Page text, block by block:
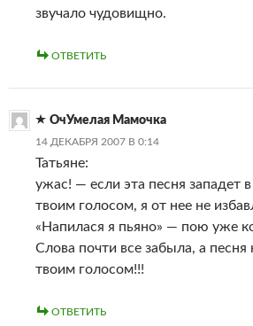
звучало чудовищно.
ОТВЕТИТЬ
ОчУмелая Мамочка
14 ДЕКАБРЯ 2007 В 0:14
Татьяне:
ужас! — если эта песня западет
твоим голосом, я от нее не
«Напилася я пьяно» — пою уже
Слова почти все забыла, а песня
твоим голосом!!!
ОТВЕТИТЬ